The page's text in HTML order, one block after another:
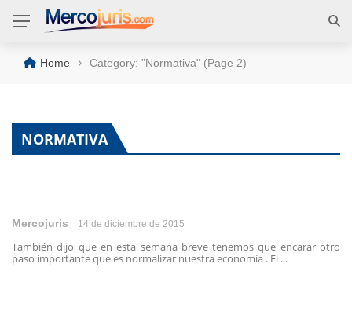
Home › Category: "Normativa" (Page 2)
NORMATIVA
Mercojuris 14 de diciembre de 2015
También dijo que en esta semana breve tenemos que encarar otro
paso importante que es normalizar nuestra economía . El ...